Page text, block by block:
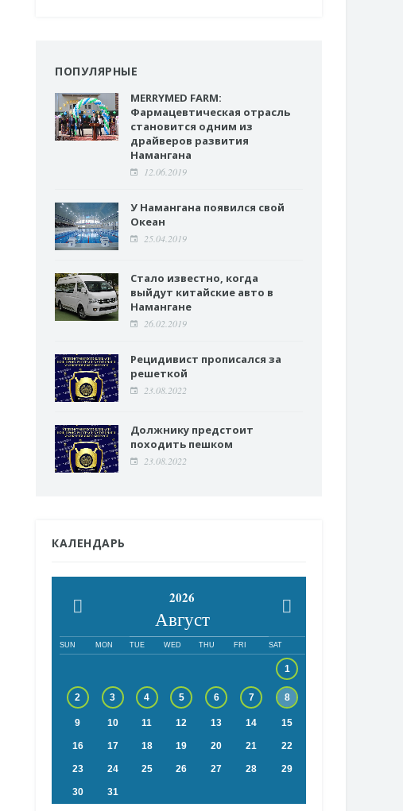
ПОПУЛЯРНЫЕ
MERRYMED FARM:
Фармацевтическая отрасль
становится одним из
драйверов развития
Намангана
12.06.2019
У Намангана появился свой
Океан
25.04.2019
Стало известно, когда
выйдут китайские авто в
Намангане
26.02.2019
Рецидивист прописался за
решеткой
23.08.2022
Должнику предстоит
походить пешком
23.08.2022
КАЛЕНДАРЬ
2026
Август
SUN MON TUE WED THU FRI SAT
1
2 3 4 5 6 7 8
9 10 11 12 13 14 15
16 17 18 19 20 21 22
23 24 25 26 27 28 29
30 31